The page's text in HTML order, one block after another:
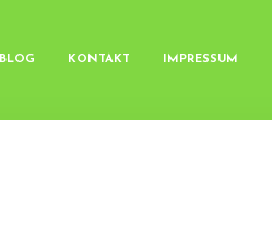
BLOG KONTAKT IMPRESSUM